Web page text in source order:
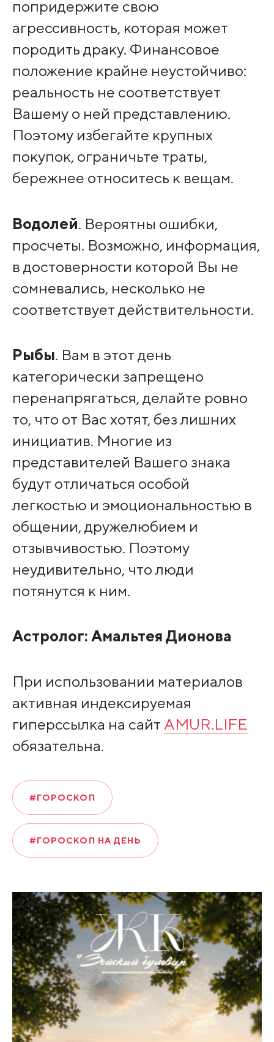
попридержите свою
агрессивность, которая может
породить драку. Финансовое
положение крайне неустойчиво:
реальность не соответствует
Вашему о ней представлению.
Поэтому избегайте крупных
покупок, ограничьте траты,
бережнее относитесь к вещам.
Водолей. Вероятны ошибки,
просчеты. Возможно, информация,
в достоверности которой Вы не
сомневались, несколько не
соответствует действительности.
Рыбы. Вам в этот день
категорически запрещено
перенапрягаться, делайте ровно
то, что от Вас хотят, без лишних
инициатив. Многие из
представителей Вашего знака
будут отличаться особой
легкостью и эмоциональностью в
общении, дружелюбием и
отзывчивостью. Поэтому
неудивительно, что люди
потянутся к ним.
Астролог: Амальтея Дионова
При использовании материалов
активная индексируемая
гиперссылка на сайт AMUR.LIFE
обязательна.
#ГОРОСКОП
#ГОРОСКОП НА ДЕНЬ